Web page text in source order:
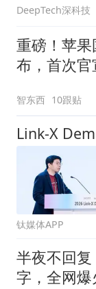
DeepTech深科技
重磅！苹
布，首次官
智东西 10跟贴
钛媒体APP
半夜不回
字，全网爆